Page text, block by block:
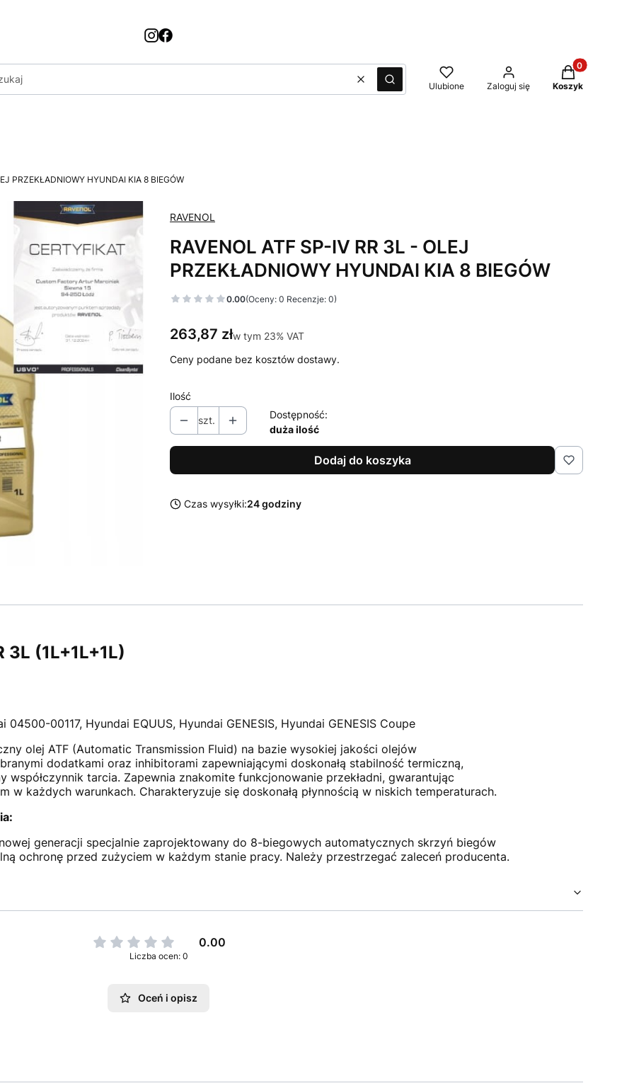
WyczyśćSzukaj Ulubione Zaloguj się
Produkty w
Koszyk
PRZEKŁADNIOWY HYUNDAI KIA 8 BIEGÓW
RAVENOL
RAVENOL ATF SP-IV RR 3L - OLEJ
PRZEKŁADNIOWY HYUNDAI KIA 8 BIEGÓW
0.00(Oceny: 0 Recenzje: 0)
Cena
263,87 złw tym 23% VAT
w tym 23% VAT
Ceny podane bez kosztów dostawy.
Ilość
szt.
Dostępność:
duża ilość
Dodaj do koszyka
Czas wysyłki:24 godziny
3L (1L+1L+1L)
00117, Hyundai EQUUS, Hyundai GENESIS, Hyundai GENESIS Coupe
olej ATF (Automatic Transmission Fluid) na bazie wysokiej jakości olejów
dodatkami oraz inhibitorami zapewniającymi doskonałą stabilność termiczną,
współczynnik tarcia. Zapewnia znakomite funkcjonowanie przekładni, gwarantując
w każdych warunkach. Charakteryzuje się doskonałą płynnością w niskich temperaturach.
nowej generacji specjalnie zaprojektowany do 8-biegowych automatycznych skrzyń biegów
ochronę przed zużyciem w każdym stanie pracy. Należy przestrzegać zaleceń producenta.
0.00
Liczba ocen: 0
Oceń i opisz